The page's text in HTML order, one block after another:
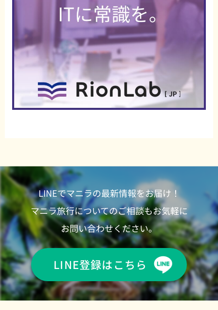
LINEでマニラの最新情報をお届け！
マニラ旅行についてのご相談もお気軽に
お問い合わせください。
LINE登録はこちら